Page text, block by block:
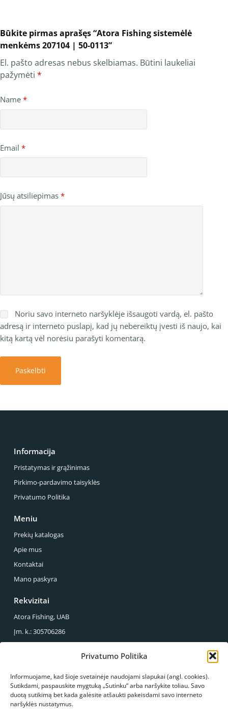
Privatumo Politika
Informuojame, kad šioje svetainėje naudojami slapukai (angl. cookies).
Sutikdami, paspauskite mygtuką „Sutinku“ arba naršykite toliau. Savo
duotą sutikimą bet kada galėsite atšaukti pakeisdami savo interneto
naršyklės nustatymus.
Būkite pirmas aprašęs “Atora Fishing sistemėlė
menkėms 207104 | 50-0113”
El. pašto adresas nebus skelbiamas. Būtini laukeliai
pažymėti *
Name *
Email *
Jūsų atsiliepimas *
Noriu savo interneto naršyklėje išsaugoti vardą, el. pašto
adresą ir interneto puslapį, kad jų nebereiktų įvesti iš naujo, kai
kitą kartą vėl norėsiu parašyti komentarą.
Paskelbti
Informacija
Pristatymas ir grąžinimas
Pirkimo-pardavimo taisyklės
Privatumo Politika
Meniu
Prekių katalogas
Apie mus
Kontaktai
Mano paskyra
Rekvizitai
Atora Fishing, UAB
Įm. k.: 305706286
Reg. Adresas.: Sirupio g. 49-43, Panevėžys
Mus galite rasti
S.Kerbedžio g. 23, Panevėžys